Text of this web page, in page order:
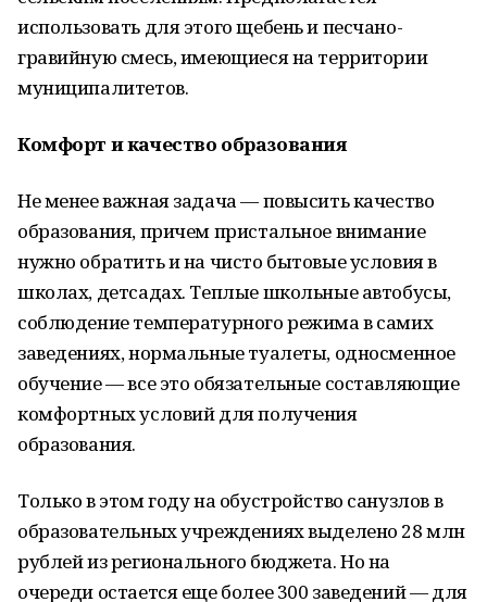
использовать для этого щебень и песчано-
гравийную смесь, имеющиеся на территории
муниципалитетов.
Комфорт и качество образования
Не менее важная задача — повысить качество
образования, причем пристальное внимание
нужно обратить и на чисто бытовые условия в
школах, детсадах. Теплые школьные автобусы,
соблюдение температурного режима в самих
заведениях, нормальные туалеты, односменное
обучение — все это обязательные составляющие
комфортных условий для получения
образования.
Только в этом году на обустройство санузлов в
образовательных учреждениях выделено 28 млн
рублей из регионального бюджета. Но на
очереди остается еще более 300 заведений — для